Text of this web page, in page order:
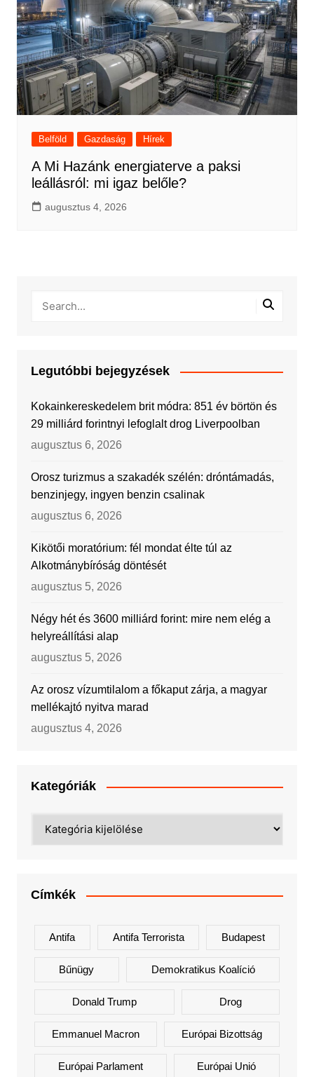
Belföld Gazdaság Hírek
A Mi Hazánk energiaterve a paksi
leállásról: mi igaz belőle?
augusztus 4, 2026
Legutóbbi bejegyzések
Kokainkereskedelem brit módra: 851 év börtön és
29 milliárd forintnyi lefoglalt drog Liverpoolban
augusztus 6, 2026
Orosz turizmus a szakadék szélén: dróntámadás,
benzinjegy, ingyen benzin csalinak
augusztus 6, 2026
Kikötői moratórium: fél mondat élte túl az
Alkotmánybíróság döntését
augusztus 5, 2026
Négy hét és 3600 milliárd forint: mire nem elég a
helyreállítási alap
augusztus 5, 2026
Az orosz vízumtilalom a főkaput zárja, a magyar
mellékajtó nyitva marad
augusztus 4, 2026
Kategóriák
Címkék
Antifa Antifa Terrorista Budapest
Bűnügy Demokratikus Koalíció
Donald Trump Drog
Emmanuel Macron Európai Bizottság
Európai Parlament Európai Unió